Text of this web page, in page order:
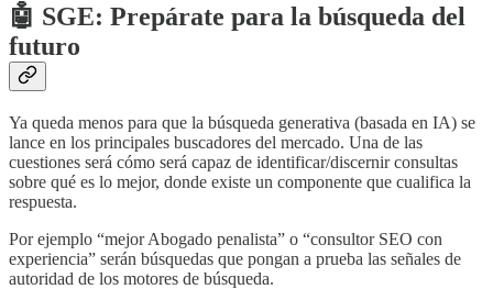
🤖 SGE: Prepárate para la búsqueda del
futuro
Ya queda menos para que la búsqueda generativa (basada en IA) se
lance en los principales buscadores del mercado. Una de las
cuestiones será cómo será capaz de identificar/discernir consultas
sobre qué es lo mejor, donde existe un componente que cualifica la
respuesta.
Por ejemplo “mejor Abogado penalista” o “consultor SEO con
experiencia” serán búsquedas que pongan a prueba las señales de
autoridad de los motores de búsqueda.